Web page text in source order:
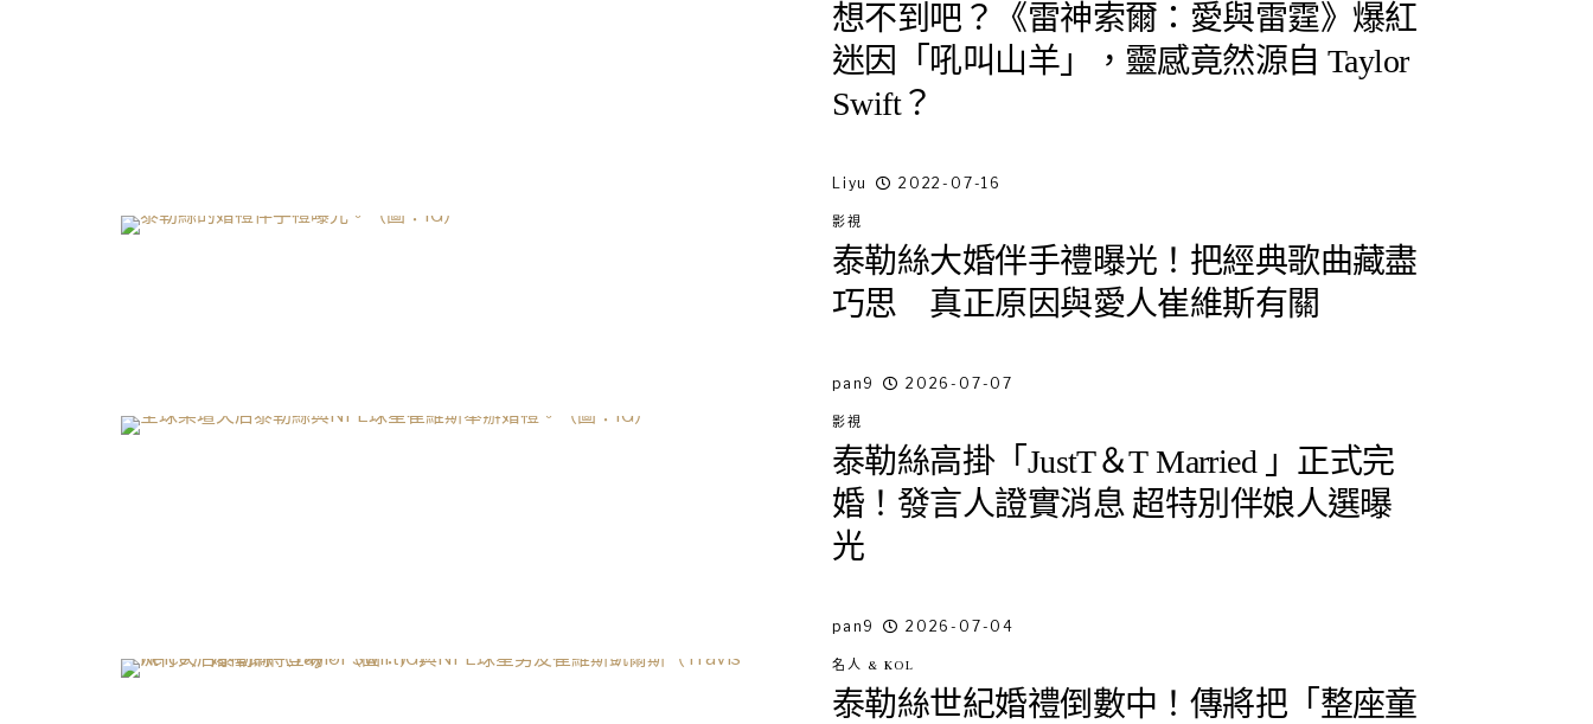
想不到吧？《雷神索爾：愛與雷霆》爆紅
迷因「吼叫山羊」，靈感竟然源自 Taylor
Swift？
Liyu 2022-07-16
影視
泰勒絲大婚伴手禮曝光！把經典歌曲藏盡
巧思 真正原因與愛人崔維斯有關
pan9 2026-07-07
影視
泰勒絲高掛「JustT＆T Married 」正式完
婚！發言人證實消息 超特別伴娘人選曝
光
pan9 2026-07-04
名人 & KOL
泰勒絲世紀婚禮倒數中！傳將把「整座童